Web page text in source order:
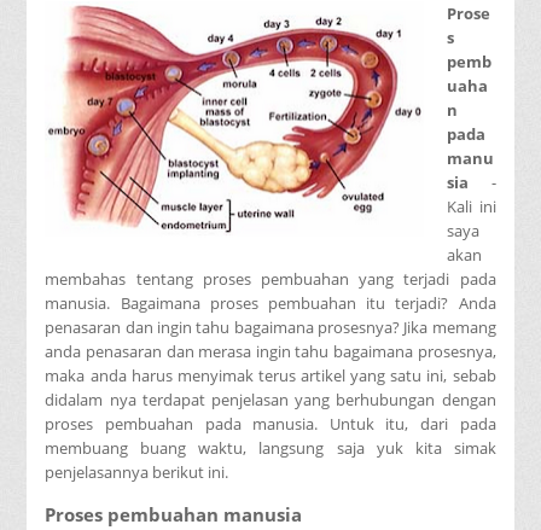
Prose
s
pemb
uaha
n
pada
manu
sia -
Kali ini
saya
akan
membahas tentang proses pembuahan yang terjadi pada
manusia. Bagaimana proses pembuahan itu terjadi? Anda
penasaran dan ingin tahu bagaimana prosesnya? Jika memang
anda penasaran dan merasa ingin tahu bagaimana prosesnya,
maka anda harus menyimak terus artikel yang satu ini, sebab
didalam nya terdapat penjelasan yang berhubungan dengan
proses pembuahan pada manusia. Untuk itu, dari pada
membuang buang waktu, langsung saja yuk kita simak
penjelasannya berikut ini.
Proses pembuahan manusia